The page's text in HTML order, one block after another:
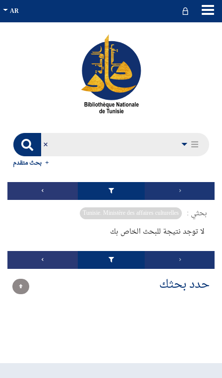
بحث متقدم
بحثي : Tunisie. Ministère des affaires culturelles
لا توجد نتيجة للبحث الخاص بك
حدد بحثك